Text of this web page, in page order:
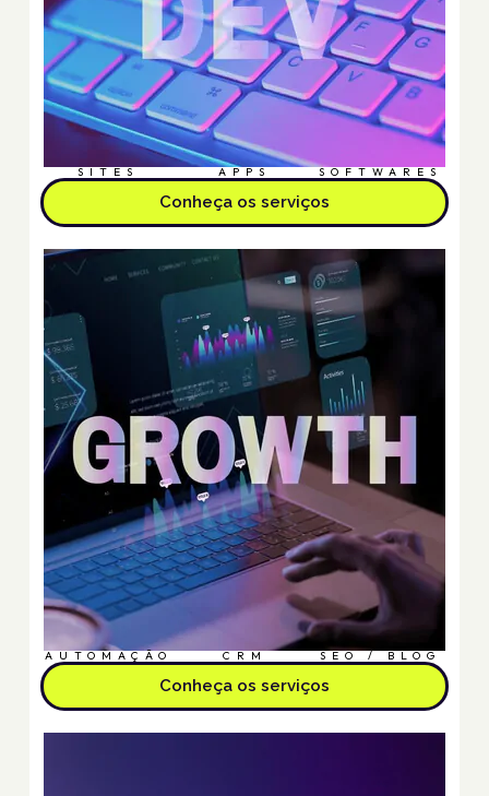
SITES APPS SOFTWARES
Conheça os serviços
AUTOMAÇÃO CRM SEO / BLOG
Conheça os serviços